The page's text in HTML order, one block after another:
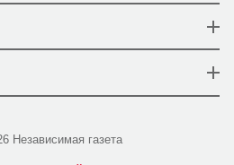
Независимая газета